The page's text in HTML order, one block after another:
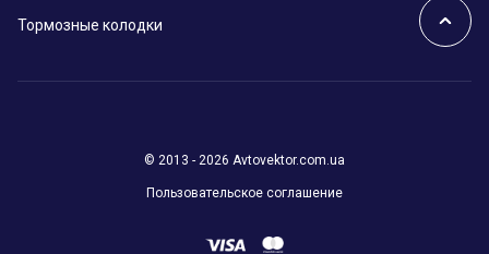
Тормозные колодки
© 2013 - 2026 Avtovektor.com.ua
Пользовательское соглашение